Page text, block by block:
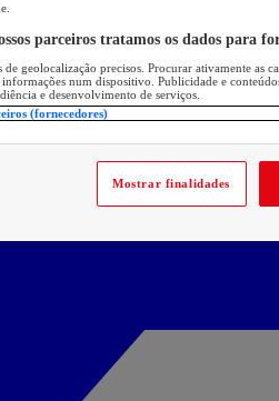
parceiros tratamos os dados para
de geolocalização precisos. Procurar ativamente as
informações num dispositivo. Publicidade e
e desenvolvimento de serviços.
(fornecedores)
Mostrar finalidades